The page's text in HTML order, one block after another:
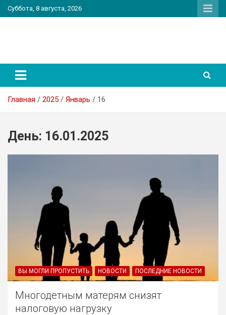
Перейти
к
Суббота, 8 августа, 2026
Главная 2025 Январь 16
День: 16.01.2025
ВЫ МОГЛИ ПРОПУСТИТЬ НОВОСТИ ПОСЛЕДНИЕ НОВОСТИ
Многодетным матерям снизят
налоговую нагрузку